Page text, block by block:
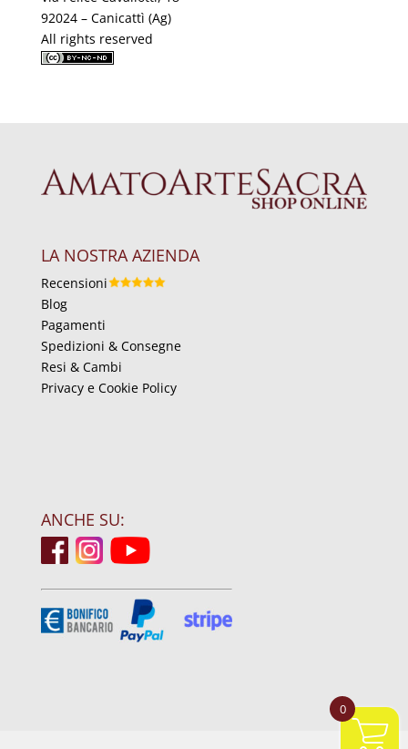
92024 – Canicattì (Ag)
All rights reserved
LA NOSTRA AZIENDA
Recensioni
Blog
Pagamenti
Spedizioni & Consegne
Resi & Cambi
Privacy e Cookie Policy
ANCHE SU:
0